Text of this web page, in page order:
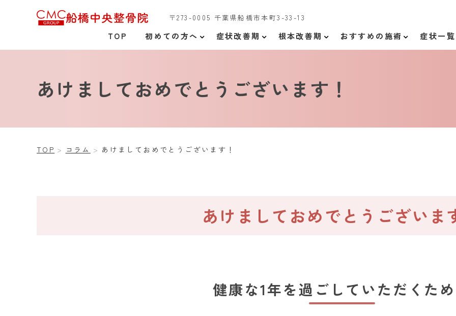
〒273-0005 千葉県船橋市本町3-33-13
TOP 初めての方へ 症状改善期 根本改善期 おすすめの施術 症状一覧
あけましておめでとうございます！
TOP コラム あけましておめでとうございます！
あけましておめでとうございま
健康な1年を過ごしていただくた